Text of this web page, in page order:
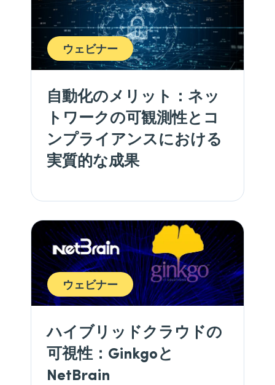
ウェビナー
自動化のメリット：ネッ
トワークの可観測性とコ
ンプライアンスにおける
実質的な成果
ウェビナー
ハイブリッドクラウドの
可視性：Ginkgoと
NetBrain